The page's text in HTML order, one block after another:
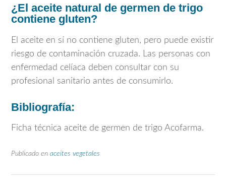
¿El aceite natural de germen de trigo
contiene gluten?
El aceite en sí no contiene gluten, pero puede existir
riesgo de contaminación cruzada. Las personas con
enfermedad celíaca deben consultar con su
profesional sanitario antes de consumirlo.
Bibliografía:
Ficha técnica aceite de germen de trigo Acofarma.
Publicado en aceites vegetales